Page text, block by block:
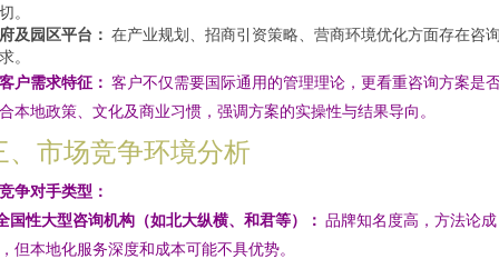
。
及园区平台： 在产业规划、招商引资策略、营商环境优化方面存在咨
。
户需求特征： 客户不仅需要国际通用的管理理论，更看重咨询方案是
本地政策、文化及商业习惯，强调方案的实操性与结果导向。
、市场竞争环境分析
争对手类型：
国性大型咨询机构（如北大纵横、和君等）： 品牌知名度高，方法论成
但本地化服务深度和成本可能不具优势。